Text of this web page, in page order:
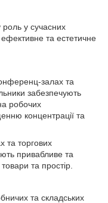
роль у сучасних
ефективне та естетичне
залах та
забезпечують
робочих
концентрації та
та торгових
привабливе та
та простір.
та складських